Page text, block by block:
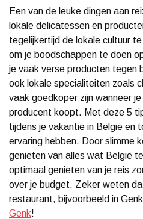
Een van de leuke dingen aan
lokale delicatessen en
tegelijkertijd de lokale cultuur
om je boodschappen te doen
je vaak verse producten tegen
ook lokale specialiteiten zoals
vaak goedkoper zijn wanneer
producent koopt. Met deze 5
tijdens je vakantie in België en
ervaring hebben. Door slimme
genieten van alles wat België
optimaal genieten van je reis
over je budget. Zeker weten
restaurant, bijvoorbeeld in
Genk!